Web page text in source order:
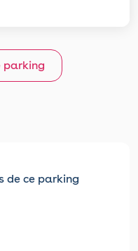
parking
de ce parking